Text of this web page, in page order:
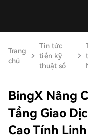
Trang
chủ
Tin tức
tiền kỹ
thuật số
BingX Nâng
Tầng Giao
Cao Tính